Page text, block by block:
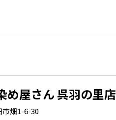
め屋さん 呉羽の里店
市畑1-6-30